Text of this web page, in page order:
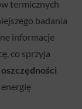
termicznych
badania
informacje
co sprzyja
oszczędności
energię